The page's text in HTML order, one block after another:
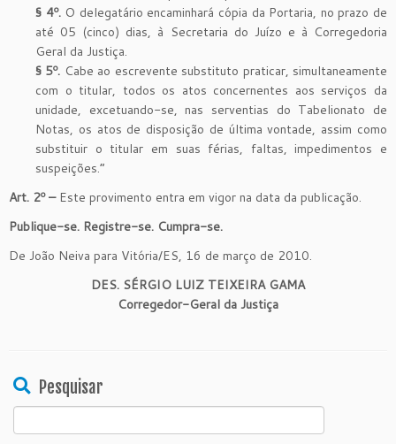
§ 4º.O delegatário encaminhará cópia da Portaria, no prazo de
até 05 (cinco) dias, à Secretaria do Juízo e à Corregedoria
Geral da Justiça.
§ 5º. Cabe ao escrevente substituto praticar, simultaneamente
com o titular, todos os atos concernentes aos serviços da
unidade, excetuando-se, nas serventias do Tabelionato de
Notas, os atos de disposição de última vontade, assim como
substituir o titular em suas férias, faltas, impedimentos e
suspeições.”
Art. 2º –Este provimento entra em vigor na data da publicação.
Publique-se. Registre-se. Cumpra-se.
De João Neiva para Vitória/ES, 16 de março de 2010.
DES. SÉRGIO LUIZ TEIXEIRA GAMA
Corregedor-Geral da Justiça
Pesquisar
Search
for: